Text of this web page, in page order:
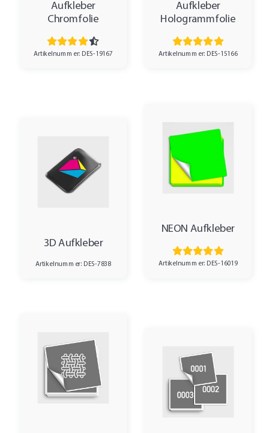
Aufkleber
Chromfolie
Artikelnummer: DES-19167
Aufkleber
Hologrammfolie
Artikelnummer: DES-15166
3D Aufkleber
Artikelnummer: DES-7838
NEON Aufkleber
Artikelnummer: DES-16019